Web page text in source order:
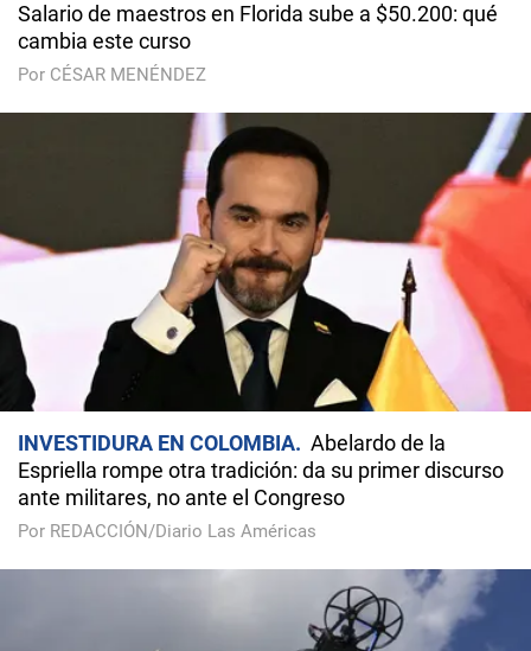
Salario de maestros en Florida sube a $50.200: qué
cambia este curso
Por CÉSAR MENÉNDEZ
INVESTIDURA EN COLOMBIA
Abelardo de la
Espriella rompe otra tradición: da su primer discurso
ante militares, no ante el Congreso
Por REDACCIÓN/Diario Las Américas